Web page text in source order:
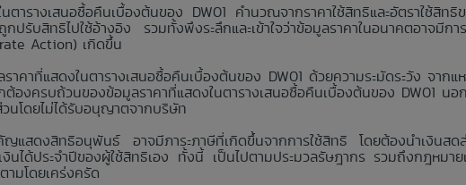
นตารางเสนอซื้อคืนเบื้องต้นของ DW01 คำนวณจากราคาใช้สิทธิและอัตราใช้
บสิทธิไปใช้อ้างอิง รวมทั้งพึงระลึกและเข้าใจว่าข้อมูลราคาในอนาคตอาจมีก
Action) เกิดขึ้น
าคาที่แสดงในตารางเสนอซื้อคืนเบื้องต้นของ DW01 ด้วยความระมัดระวัง จา
ต้องครบถ้วนของข้อมูลราคาที่แสดงในตารางเสนอซื้อคืนเบื้องต้นของ DW01
นโดยไม่ได้รับอนุญาตจากบริษัท
ญแสดงสิทธิอนุพันธ์ อาจมีภาระภาษีที่เกิดขึ้นจากการใช้สิทธิ โดยต้องนำเงินส
งินได้ประจำปีของผู้ใช้สิทธิเอง ทั้งนี้ เป็นไปตามประมวลรัษฎากร รวมถึงกฎหม
มโดยเคร่งครัด